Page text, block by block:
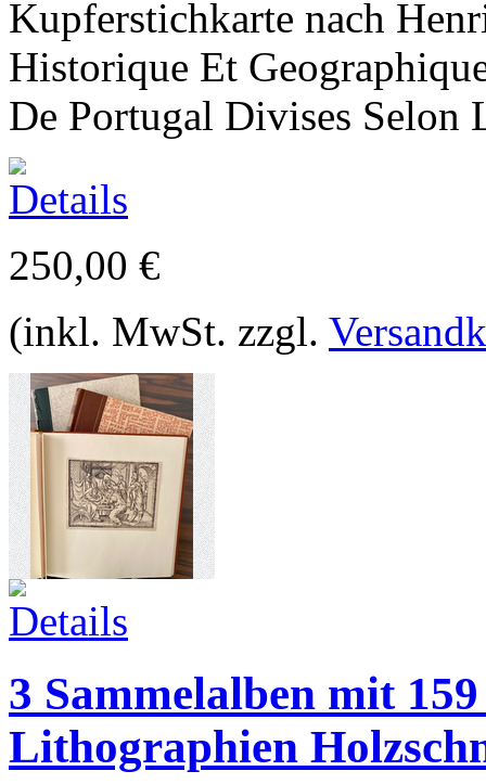
Kupferstichkarte nach
Historique Et
De Portugal Divises Selon
250,00 €
(inkl. MwSt. zzgl.
3 Sammelalben mit
Lithographien